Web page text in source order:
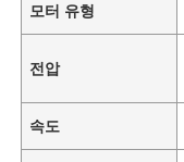
모터 유형
전압
속도